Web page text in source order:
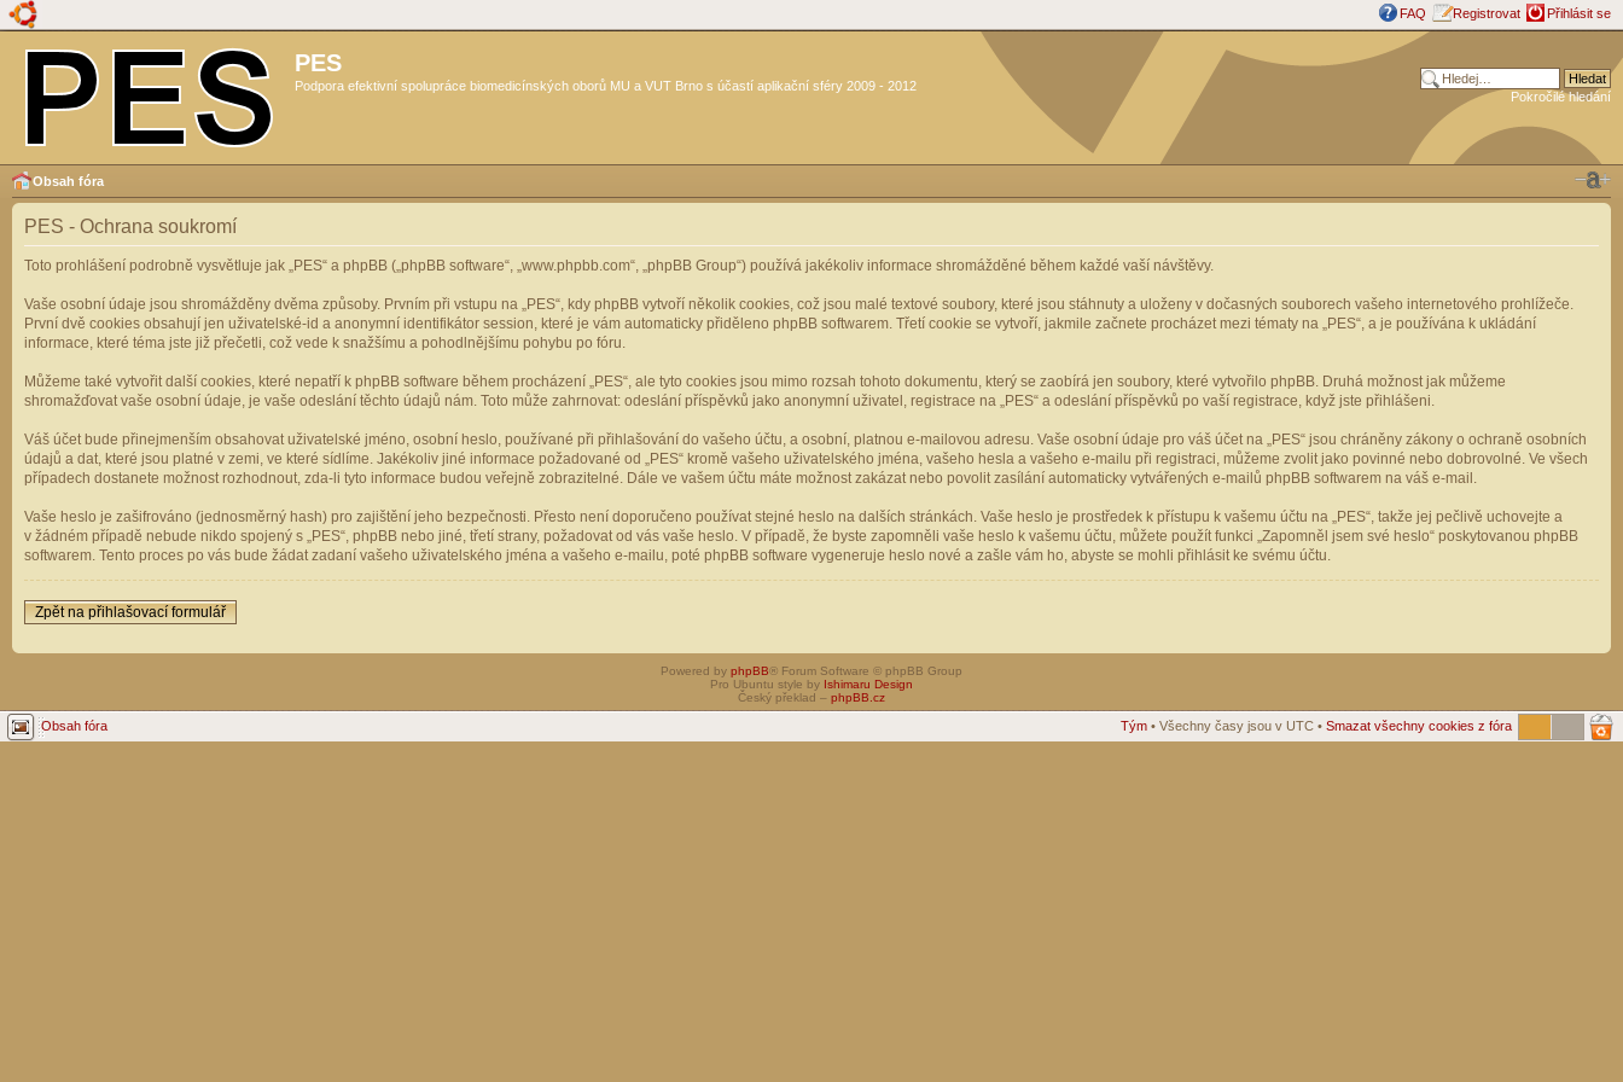
FAQ Registrovat Přihlásit se
PES
Podpora efektivní spolupráce biomedicínských oborů MU a VUT Brno s účastí aplikační sféry 2009 - 2012
Pokročilé hledání
Obsah fóra
PES - Ochrana soukromí
Toto prohlášení podrobně vysvětluje jak „PES“ a phpBB („phpBB software“, „www.phpbb.com“, „phpBB Group“) používá jakékoliv informace shromážděné během každé vaší návštěvy.
Vaše osobní údaje jsou shromážděny dvěma způsoby. Prvním při vstupu na „PES“, kdy phpBB vytvoří několik cookies, což jsou malé textové soubory, které jsou stáhnuty a uloženy v dočasných souborech vašeho internetového prohlížeče.
První dvě cookies obsahují jen uživatelské-id a anonymní identifikátor session, které je vám automaticky přiděleno phpBB softwarem. Třetí cookie se vytvoří, jakmile začnete procházet mezi tématy na „PES“, a je používána k ukládání
informace, které téma jste již přečetli, což vede k snažšímu a pohodlnějšímu pohybu po fóru.
Můžeme také vytvořit další cookies, které nepatří k phpBB software během procházení „PES“, ale tyto cookies jsou mimo rozsah tohoto dokumentu, který se zaobírá jen soubory, které vytvořilo phpBB. Druhá možnost jak můžeme
shromažďovat vaše osobní údaje, je vaše odeslání těchto údajů nám. Toto může zahrnovat: odeslání příspěvků jako anonymní uživatel, registrace na „PES“ a odeslání příspěvků po vaší registrace, když jste přihlášeni.
Váš účet bude přinejmenším obsahovat uživatelské jméno, osobní heslo, používané při přihlašování do vašeho účtu, a osobní, platnou e-mailovou adresu. Vaše osobní údaje pro váš účet na „PES“ jsou chráněny zákony o ochraně osobních
údajů a dat, které jsou platné v zemi, ve které sídlíme. Jakékoliv jiné informace požadované od „PES“ kromě vašeho uživatelského jména, vašeho hesla a vašeho e-mailu při registraci, můžeme zvolit jako povinné nebo dobrovolné. Ve všech
případech dostanete možnost rozhodnout, zda-li tyto informace budou veřejně zobrazitelné. Dále ve vašem účtu máte možnost zakázat nebo povolit zasílání automaticky vytvářených e-mailů phpBB softwarem na váš e-mail.
Vaše heslo je zašifrováno (jednosměrný hash) pro zajištění jeho bezpečnosti. Přesto není doporučeno používat stejné heslo na dalších stránkách. Vaše heslo je prostředek k přístupu k vašemu účtu na „PES“, takže jej pečlivě uchovejte a
v žádném případě nebude nikdo spojený s „PES“, phpBB nebo jiné, třetí strany, požadovat od vás vaše heslo. V případě, že byste zapomněli vaše heslo k vašemu účtu, můžete použít funkci „Zapomněl jsem své heslo“ poskytovanou phpBB
softwarem. Tento proces po vás bude žádat zadaní vašeho uživatelského jména a vašeho e-mailu, poté phpBB software vygeneruje heslo nové a zašle vám ho, abyste se mohli přihlásit ke svému účtu.
Zpět na přihlašovací formulář
Powered by phpBB® Forum Software © phpBB Group
Pro Ubuntu style by Ishimaru Design
Český překlad – phpBB.cz
Obsah fóra Tým • Všechny časy jsou v UTC • Smazat všechny cookies z fóra